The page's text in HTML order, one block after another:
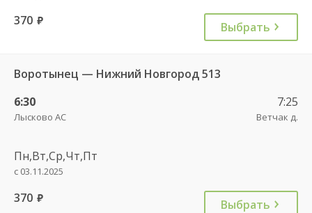
370 руб. Выбрать
Воротынец — Нижний Новгород 513
6:30
Лысково АС
7:25
Ветчак д.
Пн,Вт,Ср,Чт,Пт
с 03.11.2025
370 руб. Выбрать